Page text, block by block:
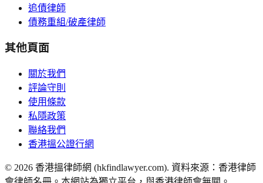
追債律師
債務重組/破產律師
其他頁面
關於我們
評論守則
使用條款
私隱政策
聯絡我們
香港搵公證行網
© 2026 香港搵律師網 (hkfindlawyer.com). 資料來源：香港律師